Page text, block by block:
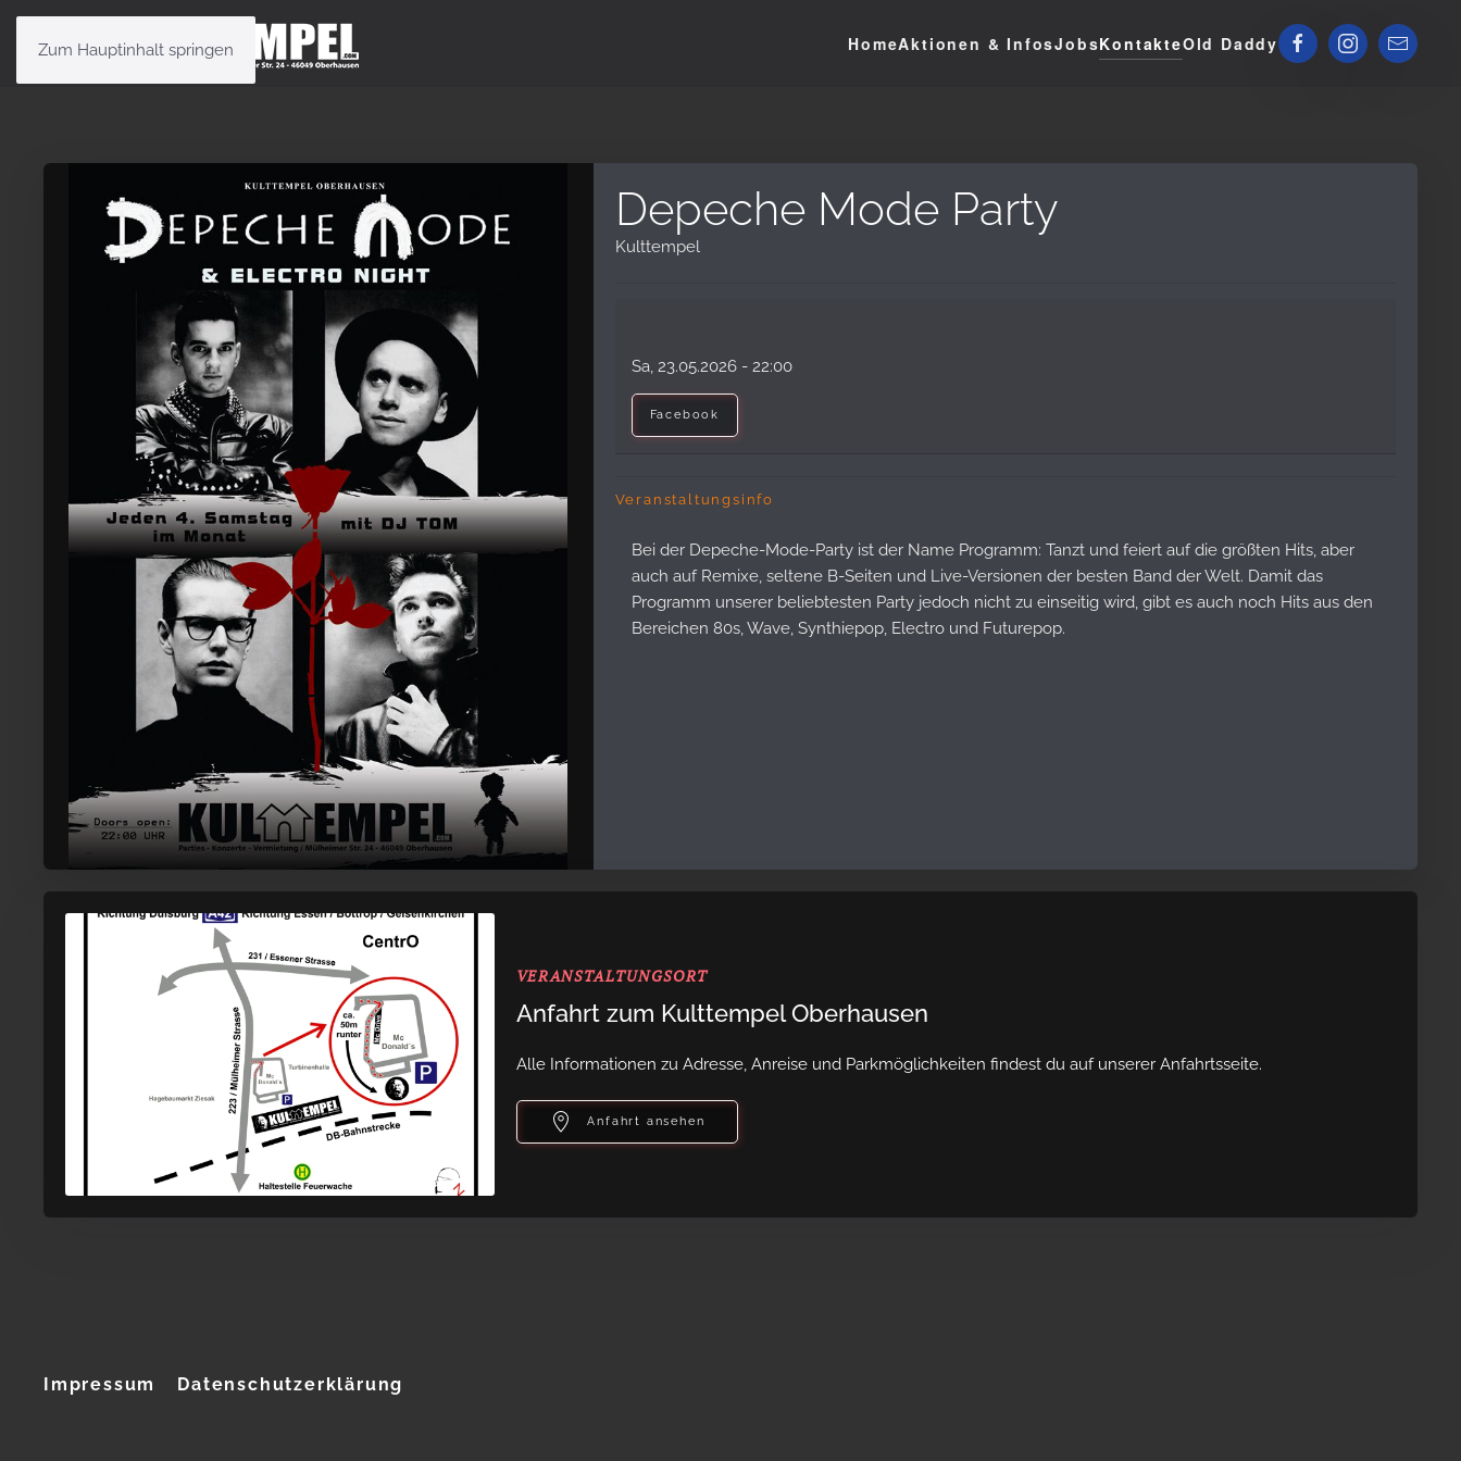
Zum Hauptinhalt springen HomeAktionen & InfosJobsKontakteOld Daddy
Depeche Mode Party
Kulttempel
Sa, 23.05.2026 - 22:00
Facebook
Veranstaltungsinfo
Bei der Depeche-Mode-Party ist der Name Programm: Tanzt und feiert auf die größten Hits, aber
auch auf Remixe, seltene B-Seiten und Live-Versionen der besten Band der Welt. Damit das
Programm unserer beliebtesten Party jedoch nicht zu einseitig wird, gibt es auch noch Hits aus den
Bereichen 80s, Wave, Synthiepop, Electro und Futurepop.
VERANSTALTUNGSORT
Anfahrt zum Kulttempel Oberhausen
Alle Informationen zu Adresse, Anreise und Parkmöglichkeiten findest du auf unserer Anfahrtsseite.
Anfahrt ansehen
Impressum Datenschutzerklärung